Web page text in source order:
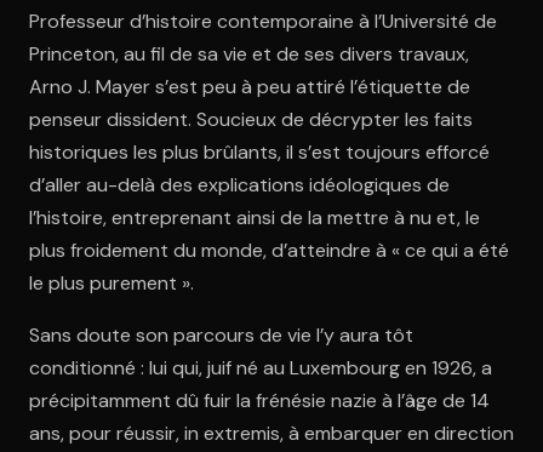
Ouvre l'app Appareil photo, pointe sur le code. C'est gratuit à
Professeur d’histoire contemporaine à l’Université de
Princeton, au fil de sa vie et de ses divers travaux,
Arno J. Mayer s’est peu à peu attiré l’étiquette de
penseur dissident. Soucieux de décrypter les faits
historiques les plus brûlants, il s’est toujours efforcé
d’aller au-delà des explications idéologiques de
l’histoire, entreprenant ainsi de la mettre à nu et, le
plus froidement du monde, d’atteindre à « ce qui a été
le plus purement ».
Sans doute son parcours de vie l’y aura tôt
conditionné : lui qui, juif né au Luxembourg en 1926, a
précipitamment dû fuir la frénésie nazie à l’âge de 14
ans, pour réussir, in extremis, à embarquer en direction